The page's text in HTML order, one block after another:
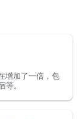
增加了一倍，包
等。